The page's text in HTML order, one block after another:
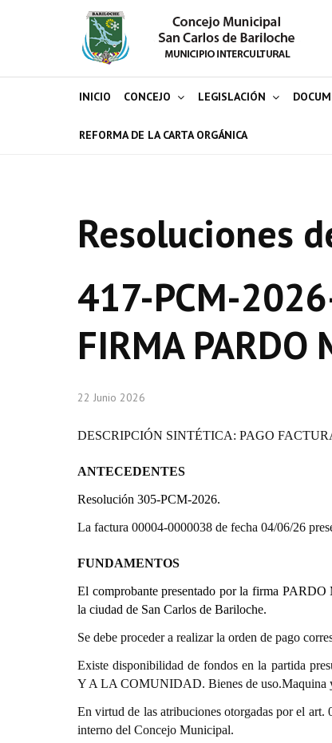
INICIO CONCEJO LEGISLACIÓN
REFORMA DE LA CARTA ORGÁNICA
Resoluciones
417-PCM-
FIRMA PARDO
22 Junio 2026
DESCRIPCIÓN SINTÉTICA: PAGO
ANTECEDENTES
Resolución 305-PCM-2026.
La factura 00004-0000038 de fecha 04/06/26
FUNDAMENTOS
El comprobante presentado por la firma
la ciudad de San Carlos de Bariloche.
Se debe proceder a realizar la orden de pago
Existe disponibilidad de fondos en la partida
Y A LA COMUNIDAD. Bienes de uso.Maquina
En virtud de las atribuciones otorgadas por el
interno del Concejo Municipal.